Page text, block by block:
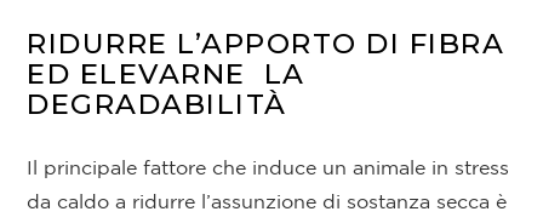
RIDURRE L’APPORTO DI FIBRA
ED ELEVARNE LA
DEGRADABILITÀ
Il principale fattore che induce un animale in stress
da caldo a ridurre l’assunzione di sostanza secca è